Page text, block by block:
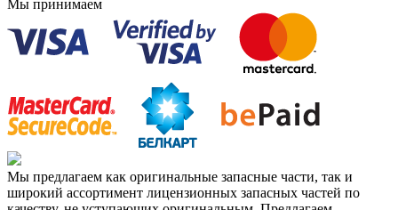
Мы принимаем
Мы предлагаем как оригинальные запасные части, так и
широкий ассортимент лицензионных запасных частей по